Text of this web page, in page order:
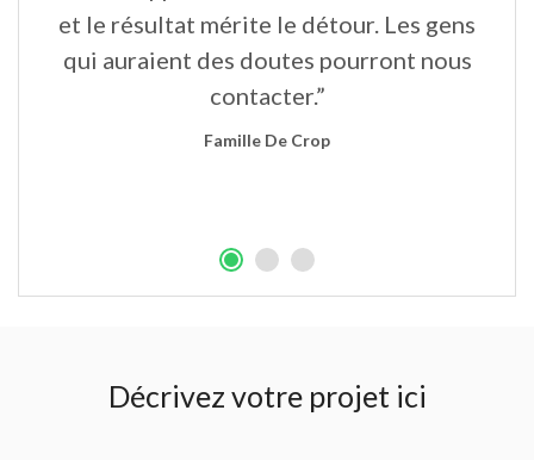
et le résultat mérite le détour. Les gens
qui auraient des doutes pourront nous
contacter.”
Famille De Crop
Décrivez votre projet ici